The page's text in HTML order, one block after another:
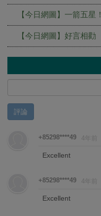
【今日網圖】一箭五星！
【今日網圖】好言相勸
評論
+85298****49 4年前
Excellent
+85298****49 4年前
Excellent